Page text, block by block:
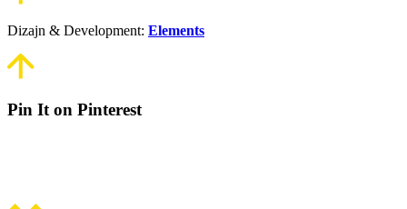
Dizajn & Development: Elements
Pin It on Pinterest